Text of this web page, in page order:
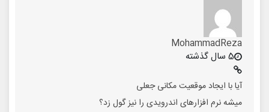
MohammadReza
5 سال گذشته
آیا با ایجاد موقعیت مکانی جعلی
میشه نرم افزارهای اندرویدی را نیز گول زد؟